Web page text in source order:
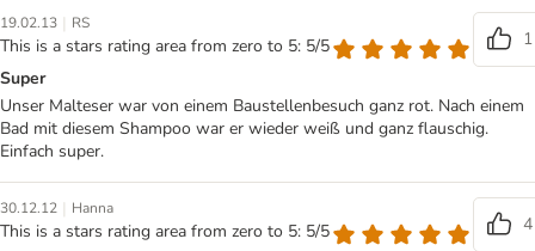
19.02.13 | RS
This is a stars rating area from zero to 5: 5/5
1
Super
Unser Malteser war von einem Baustellenbesuch ganz rot. Nach einem
Bad mit diesem Shampoo war er wieder weiß und ganz flauschig.
Einfach super.
30.12.12 | Hanna
This is a stars rating area from zero to 5: 5/5
4